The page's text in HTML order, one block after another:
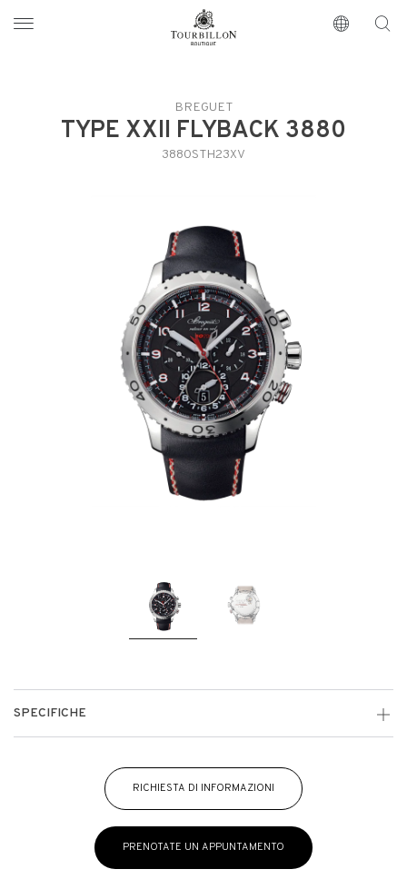
https://www.tourbillon.com/it
BREGUET
TYPE XXII FLYBACK 3880
3880STH23XV
SPECIFICHE
RICHIESTA DI INFORMAZIONI
PRENOTATE UN APPUNTAMENTO